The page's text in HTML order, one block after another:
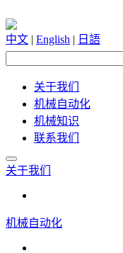
中文 | English | 日語
关于我们
机械自动化
机械知识
联系我们
关于我们
机械自动化